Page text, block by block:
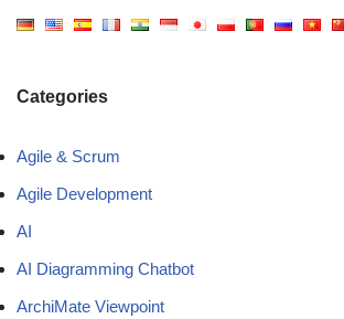
Categories
Agile & Scrum
Agile Development
AI
AI Diagramming Chatbot
ArchiMate Viewpoint